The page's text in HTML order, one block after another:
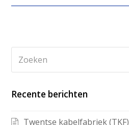
Recente berichten
Twentse kabelfabriek (TKF)